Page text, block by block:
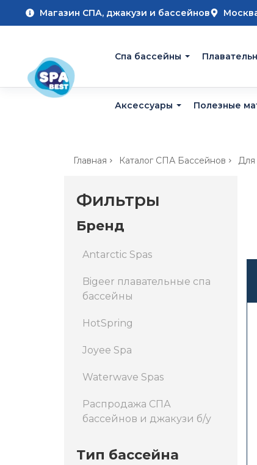
Магазин СПА, джакузи и бассейнов
Cпа бассейны
Аксессуары Полезные
Главная Каталог СПА Бассейнов
Фильтры
Бренд
Antarctic Spas
Bigeer плавательные спа
бассейны
HotSpring
Joyee Spa
Waterwave Spas
Распродажа СПА
бассейнов и джакузи б/у
Тип бассейна